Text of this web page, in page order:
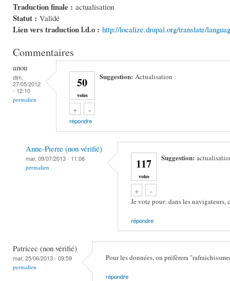
Traduction finale : actualisation
Statut : Validé
Lien vers traduction l.d.o : http://localize.drupal.org/translate/
Commentaires
anou
dim,
27/05/2012
- 12:10
permalien
50
votes
+
Vote up!-
Vote down!
Suggestion:Actualisation
répondre
Anne-Pierre (non vérifié)
mar, 09/07/2013 - 11:06
permalien 117
votes
+
Vote up!-
Vote down!
Suggestion:
Je vote pour: dans les
répondre
Patricec (non vérifié)
mar, 25/06/2013 - 09:59
permalien
Pour les données, on préfèrera
répondre